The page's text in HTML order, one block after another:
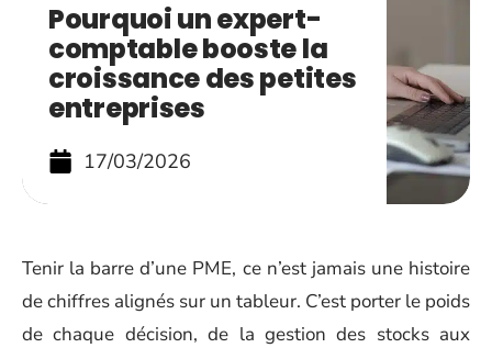
Pourquoi un expert-
comptable booste la
croissance des petites
entreprises
17/03/2026
Tenir la barre d’une PME, ce n’est jamais une histoire
de chiffres alignés sur un tableur. C’est porter le poids
de chaque décision, de la gestion des stocks aux